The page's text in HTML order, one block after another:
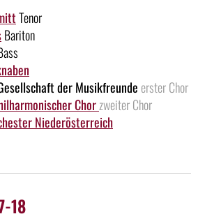
Tenor
Bariton
der Musikfreunde erster Chor
Chorzweiter Chor
Niederösterreich
18